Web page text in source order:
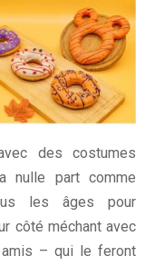
des costumes
nulle part comme
les âges pour
côté méchant avec
– qui le feront